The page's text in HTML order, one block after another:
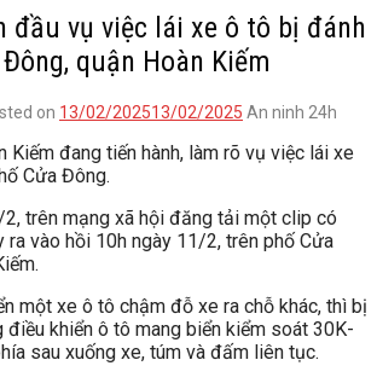
đầu vụ việc lái xe ô tô bị đánh
quận Hoàn Kiếm
on 13/02/202513/02/2025 An ninh 24h
Kiếm đang tiến hành, làm rõ vụ việc lái xe
Cửa Đông.
trên mạng xã hội đăng tải một clip có
ra vào hồi 10h ngày 11/2, trên phố Cửa
một xe ô tô chậm đỗ xe ra chỗ khác, thì bị
khiển ô tô mang biển kiểm soát 30K-
sau xuống xe, túm và đấm liên tục.